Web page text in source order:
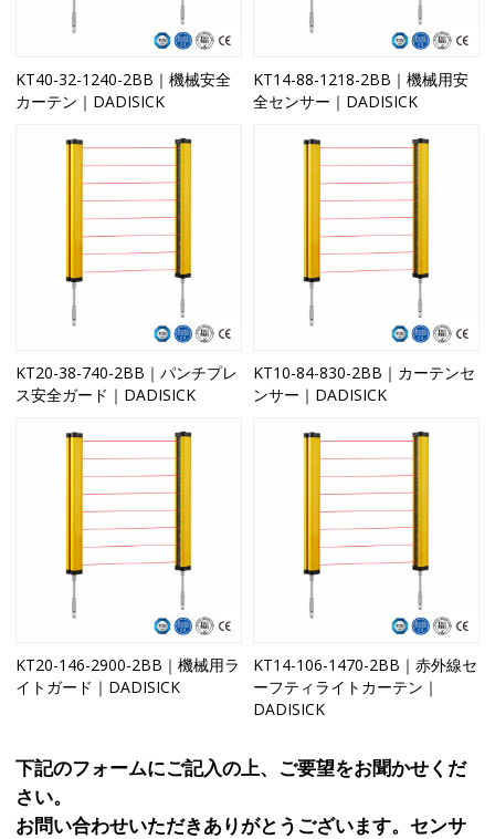
KT40-32-1240-2BB｜機械安全
カーテン｜DADISICK
KT14-88-1218-2BB｜機械用安
全センサー｜DADISICK
KT20-38-740-2BB｜パンチプレ
ス安全ガード｜DADISICK
KT10-84-830-2BB｜カーテンセ
ンサー｜DADISICK
KT20-146-2900-2BB｜機械用ラ
イトガード｜DADISICK
KT14-106-1470-2BB｜赤外線セ
ーフティライトカーテン｜
DADISICK
下記のフォームにご記入の上、ご要望をお聞かせくだ
さい。
お問い合わせいただきありがとうございます。センサ